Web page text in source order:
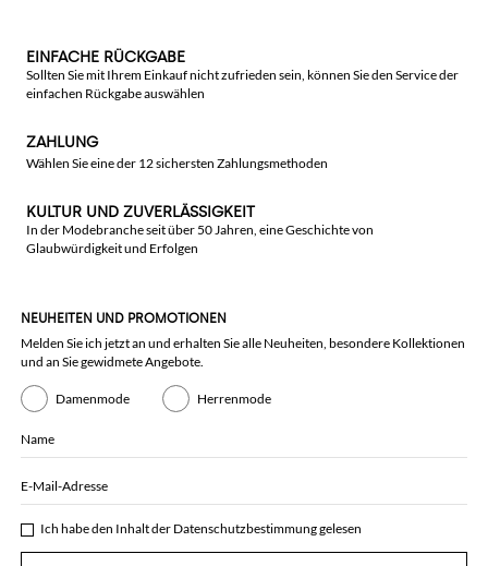
EINFACHE RÜCKGABE
Sollten Sie mit Ihrem Einkauf nicht zufrieden sein, können Sie den Service der
einfachen Rückgabe auswählen
ZAHLUNG
Wählen Sie eine der 12 sichersten Zahlungsmethoden
KULTUR UND ZUVERLÄSSIGKEIT
In der Modebranche seit über 50 Jahren, eine Geschichte von
Glaubwürdigkeit und Erfolgen
NEUHEITEN UND PROMOTIONEN
Melden Sie ich jetzt an und erhalten Sie alle Neuheiten, besondere Kollektionen
und an Sie gewidmete Angebote.
Damenmode Herrenmode
Name
E-Mail-Adresse
Ich habe den Inhalt der Datenschutzbestimmunggelesen